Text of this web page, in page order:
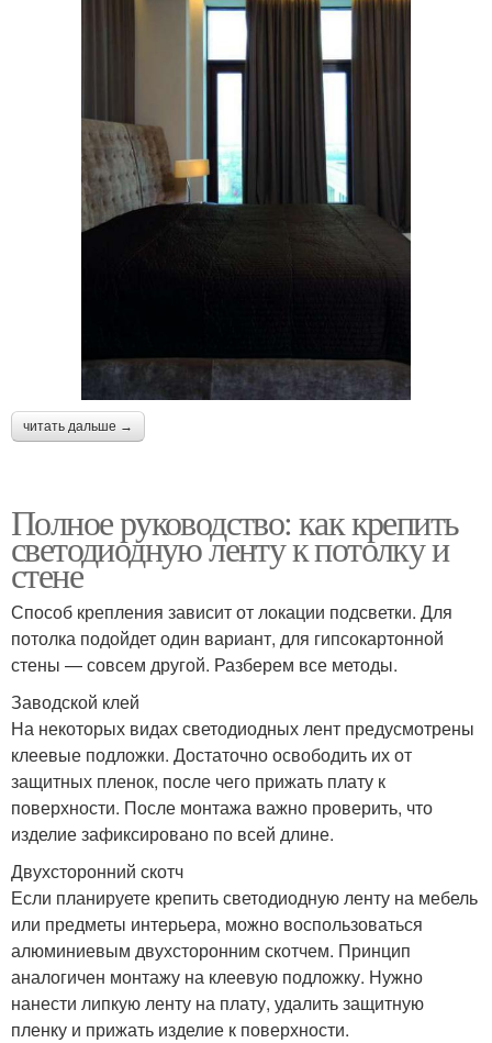
читать дальше →
Полное руководство: как крепить
светодиодную ленту к потолку и
стене
Способ крепления зависит от локации подсветки. Для
потолка подойдет один вариант, для гипсокартонной
стены — совсем другой. Разберем все методы.
Заводской клей
На некоторых видах светодиодных лент предусмотрены
клеевые подложки. Достаточно освободить их от
защитных пленок, после чего прижать плату к
поверхности. После монтажа важно проверить, что
изделие зафиксировано по всей длине.
Двухсторонний скотч
Если планируете крепить светодиодную ленту на мебель
или предметы интерьера, можно воспользоваться
алюминиевым двухсторонним скотчем. Принцип
аналогичен монтажу на клеевую подложку. Нужно
нанести липкую ленту на плату, удалить защитную
пленку и прижать изделие к поверхности.